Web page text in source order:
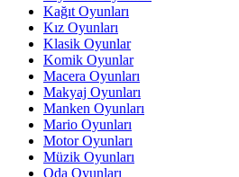
Kağıt Oyunları
Kız Oyunları
Klasik Oyunlar
Komik Oyunlar
Macera Oyunları
Makyaj Oyunları
Manken Oyunları
Mario Oyunları
Motor Oyunları
Müzik Oyunları
Oda Oyunları